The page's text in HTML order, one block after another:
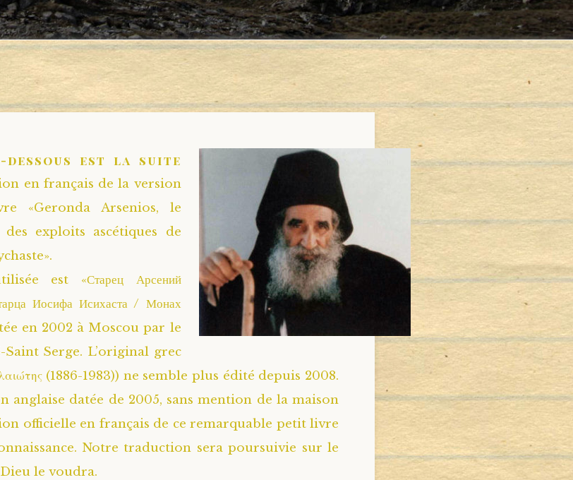
est la suite
en français de la version
«Geronda Arsenios, le
exploits ascétiques de
est «Старец Арсений
Иосифа Исихаста / Монах
en 2002 à Moscou par le
Serge. L’original grec
(1886-1983)) ne semble plus édité depuis 2008.
anglaise datée de 2005, sans mention de la maison
officielle en français de ce remarquable petit livre
Notre traduction sera poursuivie sur le
le voudra.